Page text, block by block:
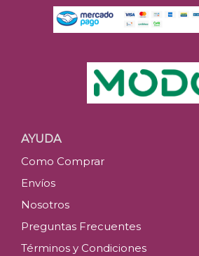
AYUDA
Como Comprar
Envíos
Nosotros
Preguntas Frecuentes
Términos y Condiciones